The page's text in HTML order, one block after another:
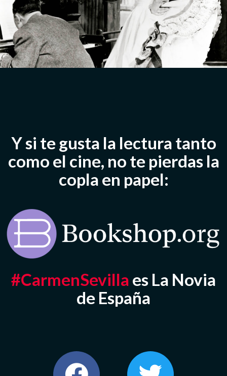
Y si te gusta la lectura tanto
como el cine, no te pierdas la
copla en papel:
#CarmenSevilla es La Novia
de España